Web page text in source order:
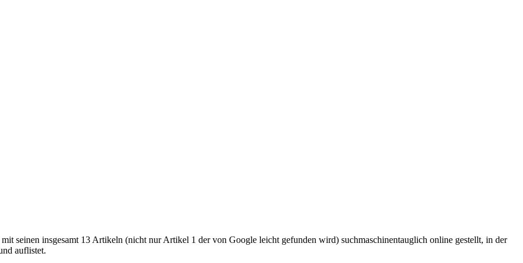
seinen insgesamt 13 Artikeln (nicht nur Artikel 1 der von Google leicht gefunden wird) suchmaschinentauglich online gestellt, in der
auflistet.